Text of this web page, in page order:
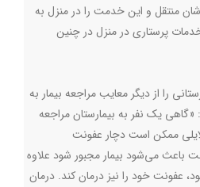
منتقل و این خدمت را در منزل به
خدمات پرستاری در منزل در چنین
را از دیگر معایب مراجعه بیمار به
«گاهی یک نفر به بیمارستان مراجعه
ممکن است دچار عفونت
باعث می‌شود بیمار مجبور شود علاوه
عفونت خود را نیز درمان کند. درمان